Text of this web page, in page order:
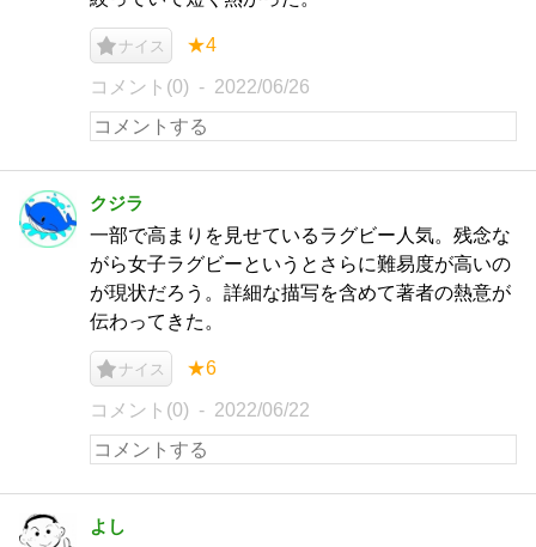
ナイス ★4
コメント(0) 2022/06/26
クジラ
一部で高まりを見せているラグビー人気。残念な
がら女子ラグビーというとさらに難易度が高いの
が現状だろう。詳細な描写を含めて著者の熱意が
伝わってきた。
ナイス ★6
コメント(0) 2022/06/22
よし